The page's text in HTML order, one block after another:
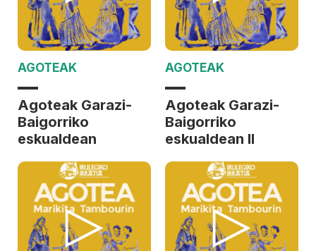
AGOTEAK
Agoteak Garazi-
Baigorriko
eskualdean
AGOTEAK
Agoteak Garazi-
Baigorriko
eskualdean II